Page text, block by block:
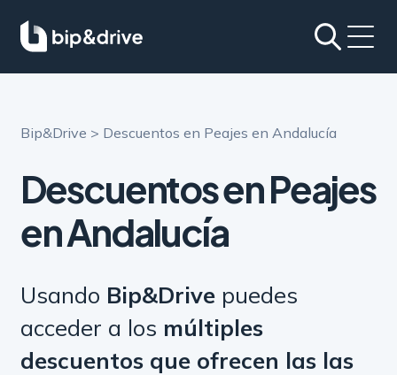
Bip&Drive > Descuentos en Peajes en Andalucía
Descuentos en Peajes
en Andalucía
Usando Bip&Drivepuedes
acceder a los múltiples
descuentos que ofrecen las las